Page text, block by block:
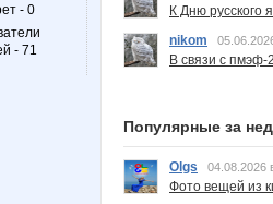
- 0
- 71
К Дню русского
nikom
В связи с пмэф-
Популярные за
Olgs 04.08.2026
Фото вещей из